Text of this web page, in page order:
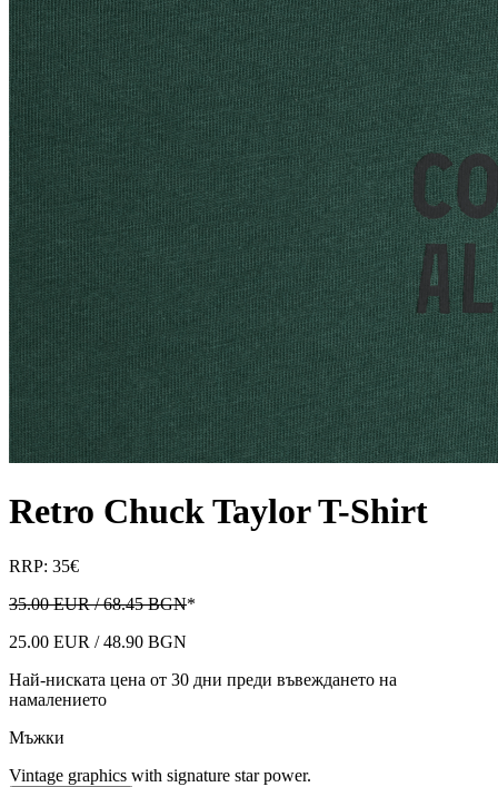
Retro Chuck Taylor T-Shirt
RRP: 35€
35.00 EUR / 68.45 BGN*
25.00 EUR / 48.90 BGN
Най-ниската цена от 30 дни преди въвеждането на
намалението
Мъжки
Vintage graphics with signature star power.